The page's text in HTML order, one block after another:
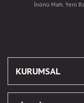
İnönü Mah. Yeni
KURUMSAL